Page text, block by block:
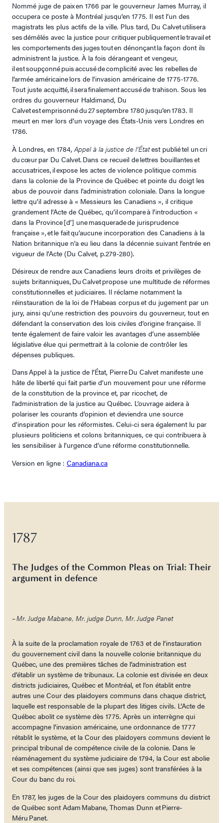
Nommé juge de paix en 1766 par le gouverneur James Murray, il
occupera ce poste à Montréal jusqu’en 1775. Il est l’un des
magistrats les plus actifs de la ville. Plus tard, Du Calvet utilisera
ses démêlés avec la justice pour critiquer publiquement le travail et
les comportements des juges tout en dénonçant la façon dont ils
administrent la justice. À la fois dérangeant et vengeur,
il est soupçonné puis accusé de complicité avec les rebelles de
l’armée américaine lors de l’invasion américaine de 1775-1776.
Tout juste acquitté, il sera finalement accusé de trahison. Sous les
ordres du gouverneur Haldimand, Du
Calvet est emprisonné du 27 septembre 1780 jusqu’en 1783. Il
meurt en mer lors d’un voyage des États-Unis vers Londres en
1786.
À Londres, en 1784, Appel à la justice de l’Étatest publié tel un cri
du cœur par Du Calvet. Dans ce recueil de lettres bouillantes et
accusatrices, il expose les actes de violence politique commis
dans la colonie de la Province de Québec et pointe du doigt les
abus de pouvoir dans l’administration coloniale. Dans la longue
lettre qu’il adresse à « Messieurs les Canadiens », il critique
grandement l’Acte de Québec, qu’il compare à l’introduction «
dans la Province [d’] une masquerade de jurisprudence
française », et le fait qu’aucune incorporation des Canadiens à la
Nation britannique n’a eu lieu dans la décennie suivant l’entrée en
vigueur de l’Acte (Du Calvet, p.279-280).
Désireux de rendre aux Canadiens leurs droits et privilèges de
sujets britanniques, Du Calvet propose une multitude de réformes
constitutionnelles et judiciaires. Il réclame notamment la
réinstauration de la loi de l’Habeas corpus et du jugement par un
jury, ainsi qu’une restriction des pouvoirs du gouverneur, tout en
défendant la conservation des lois civiles d’origine française. Il
tente également de faire valoir les avantages d’une assemblée
législative élue qui permettrait à la colonie de contrôler les
dépenses publiques.
Dans Appel à la justice de l’État, Pierre Du Calvet manifeste une
hâte de liberté qui fait partie d’un mouvement pour une réforme
de la constitution de la province et, par ricochet, de
l’administration de la justice au Québec. L’ouvrage aidera à
polariser les courants d’opinion et deviendra une source
d’inspiration pour les réformistes. Celui-ci sera également lu par
plusieurs politiciens et colons britanniques, ce qui contribuera à
les sensibiliser à l’urgence d’une réforme constitutionnelle.
Version en ligne : Canadiana.ca
1787
The Judges of the Common Pleas on Trial: Their
argument in defence
– Mr. Judge Mabane, Mr. judge Dunn, Mr. Judge Panet
À la suite de la proclamation royale de 1763 et de l’instauration
du gouvernement civil dans la nouvelle colonie britannique du
Québec, une des premières tâches de l’administration est
d’établir un système de tribunaux. La colonie est divisée en deux
districts judiciaires, Québec et Montréal, et l’on établit entre
autres une Cour des plaidoyers communs dans chaque district,
laquelle est responsable de la plupart des litiges civils. L’Acte de
Québec abolit ce système dès 1775. Après un interrègne qui
accompagne l’invasion américaine, une ordonnance de 1777
rétablit le système, et la Cour des plaidoyers communs devient le
principal tribunal de compétence civile de la colonie. Dans le
réaménagement du système judiciaire de 1794, la Cour est abolie
et ses compétences (ainsi que ses juges) sont transférées à la
Cour du banc du roi.
En 1787, les juges de la Cour des plaidoyers communs du district
de Québec sont Adam Mabane, Thomas Dunn et Pierre-
Méru Panet.